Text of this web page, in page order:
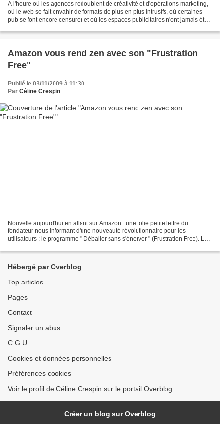
A l'heure où les agences redoublent de créativité et d'opérations marketing,
où le web se fait envahir de formats de plus en plus intrusifs, où certaines
pub se font encore censurer et où les espaces publicitaires n'ont jamais été
Amazon vous rend zen avec son "Frustration
Free"
Publié le 03/11/2009 à 11:30
Par Céline Crespin
Nouvelle aujourd'hui en allant sur Amazon : une jolie petite lettre du
fondateur nous informant d'une nouveauté révolutionnaire pour les
utilisateurs : le programme " Déballer sans s'énerver " (Frustration Free). Le
Hébergé par Overblog
Top articles
Pages
Contact
Signaler un abus
C.G.U.
Cookies et données personnelles
Préférences cookies
Voir le profil de Céline Crespin sur le portail Overblog
Créer un blog sur Overblog